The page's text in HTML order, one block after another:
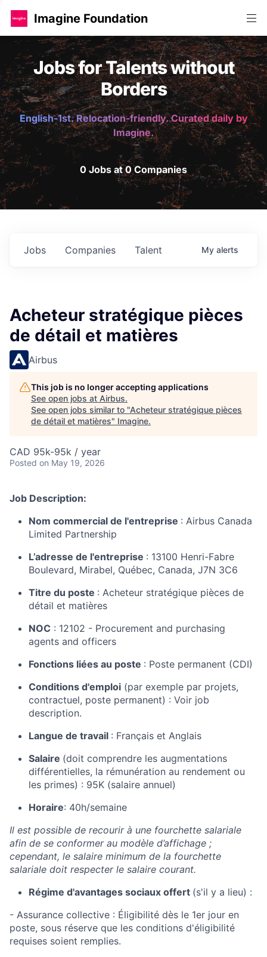
Imagine Foundation
Jobs for Talents without
Borders
English-1st. Relocation-friendly. Curated daily by
Imagine.
0 Jobs at 0 Companies
Jobs Companies Talent My alerts
Acheteur stratégique pièces
de détail et matières
Airbus
This job is no longer accepting applications
See open jobs at Airbus.
See open jobs similar to "Acheteur stratégique pièces
de détail et matières" Imagine.
CAD 95k-95k / year
Posted on May 19, 2026
Job Description:
Nom commercial de l'entreprise : Airbus Canada
Limited Partnership
L’adresse de l'entreprise : 13100 Henri-Fabre
Boulevard, Mirabel, Québec, Canada, J7N 3C6
Titre du poste : Acheteur stratégique pièces de
détail et matières
NOC : 12102 - Procurement and purchasing
agents and officers
Fonctions liées au poste : Poste permanent (CDI)
Conditions d'emploi (par exemple par projets,
contractuel, poste permanent) : Voir job
description.
Langue de travail : Français et Anglais
Salaire (doit comprendre les augmentations
différentielles, la rémunération au rendement ou
les primes) : 95K (salaire annuel)
Horaire: 40h/semaine
Il est possible de recourir à une fourchette salariale
afin de se conformer au modèle d’affichage ;
cependant, le salaire minimum de la fourchette
salariale doit respecter le salaire courant.
Régime d'avantages sociaux offert (s'il y a lieu) :
- Assurance collective : Éligibilité dès le 1er jour en
poste, sous réserve que les conditions d'éligibilité
requises soient remplies.